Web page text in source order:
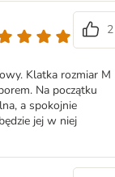
2
Klatka rozmiar M
Na początku
a spokojnie
jej w niej